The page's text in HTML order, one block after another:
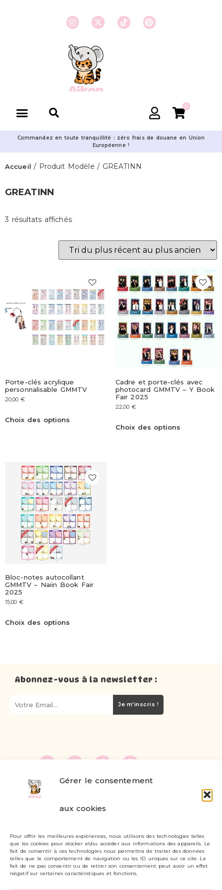
Gérer le consentement
aux cookies
Pour offrir les meilleures expériences, nous utilisons des technologies telles
que les cookies pour stocker et/ou accéder aux informations des appareils. Le
fait de consentir à ces technologies nous permettra de traiter des données
telles que le comportement de navigation ou les ID uniques sur ce site. Le
fait de ne pas consentir ou de retirer son consentement peut avoir un effet
négatif sur certaines caractéristiques et fonctions.
0
Commandez en toute tranquillité : zéro frais de douane en Union
Européenne !
Accueil / Produit Modèle / GREATINN
GREATINN
3 résultats affichés
Porte-clés acrylique
personnalisable GMMTV
20,00 €
Choix des options
Cadre et porte-clés avec
photocard GMMTV – Y Book
Fair 2025
22,00 €
Choix des options
Bloc-notes autocollant
GMMTV – Naiin Book Fair
2025
15,00 €
Choix des options
Abonnez-vous à la newsletter :
Je m'inscris !
Livraisons et retours
Mon compte